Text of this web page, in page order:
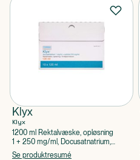
Klyx
Klyx
1200 ml Rektalvæske, opløsning
1 + 250 mg/ml, Docusatnatrium,
Sorbitol
Se produktresumé